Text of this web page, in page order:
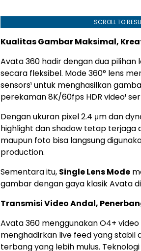
SCROLL TO
Kualitas Gambar Maksimal,
Avata 360 hadir dengan dua
secara fleksibel. Mode 360° lens
sensors¹ untuk menghasilkan
perekaman 8K/60fps HDR video¹
Dengan ukuran pixel 2.4 μm dan
highlight dan shadow tetap terjaga
maupun foto bisa langsung
production.
Sementara itu, Single Lens Mode
gambar dengan gaya klasik Avata
Transmisi Video Andal,
Avata 360 menggunakan O4+
menghadirkan live feed yang stabil
terbang yang lebih mulus.